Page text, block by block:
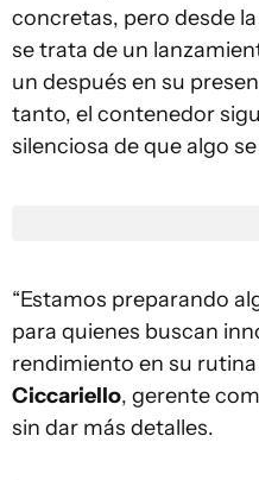
concretas, pero desde
se trata de un
un después en su
tanto, el contenedor
silenciosa de que algo
“Estamos preparando
para quienes buscan
rendimiento en su rutina
Ciccariello, gerente
sin dar más detalles.